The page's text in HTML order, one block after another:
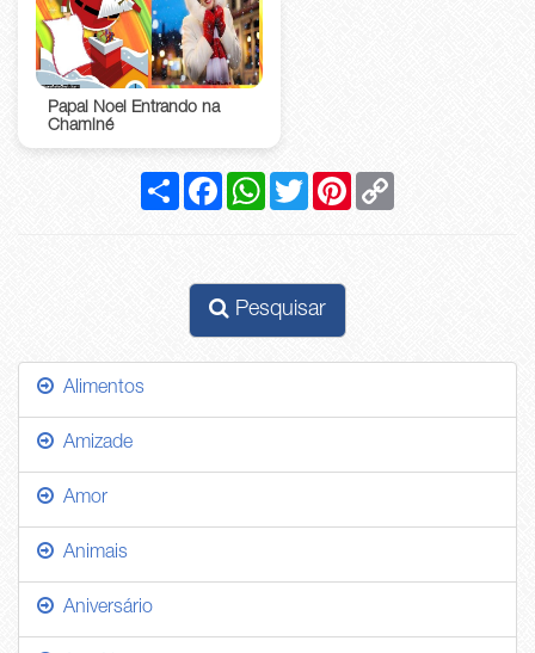
Papai Noel Entrando na
Chaminé
CompartilharFacebookWhatsApp
Twitter Pinterest
Pesquisar
Alimentos
Amizade
Amor
Animais
Aniversário